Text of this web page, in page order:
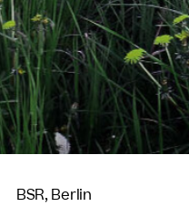
BSR, Berlin